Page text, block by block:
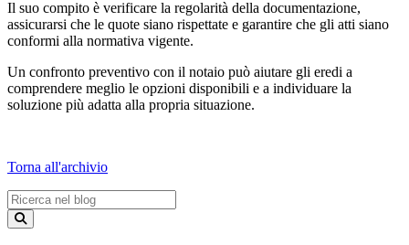
Il suo compito è verificare la regolarità della documentazione,
assicurarsi che le quote siano rispettate e garantire che gli atti siano
conformi alla normativa vigente.
Un confronto preventivo con il notaio può aiutare gli eredi a
comprendere meglio le opzioni disponibili e a individuare la
soluzione più adatta alla propria situazione.
Torna all'archivio